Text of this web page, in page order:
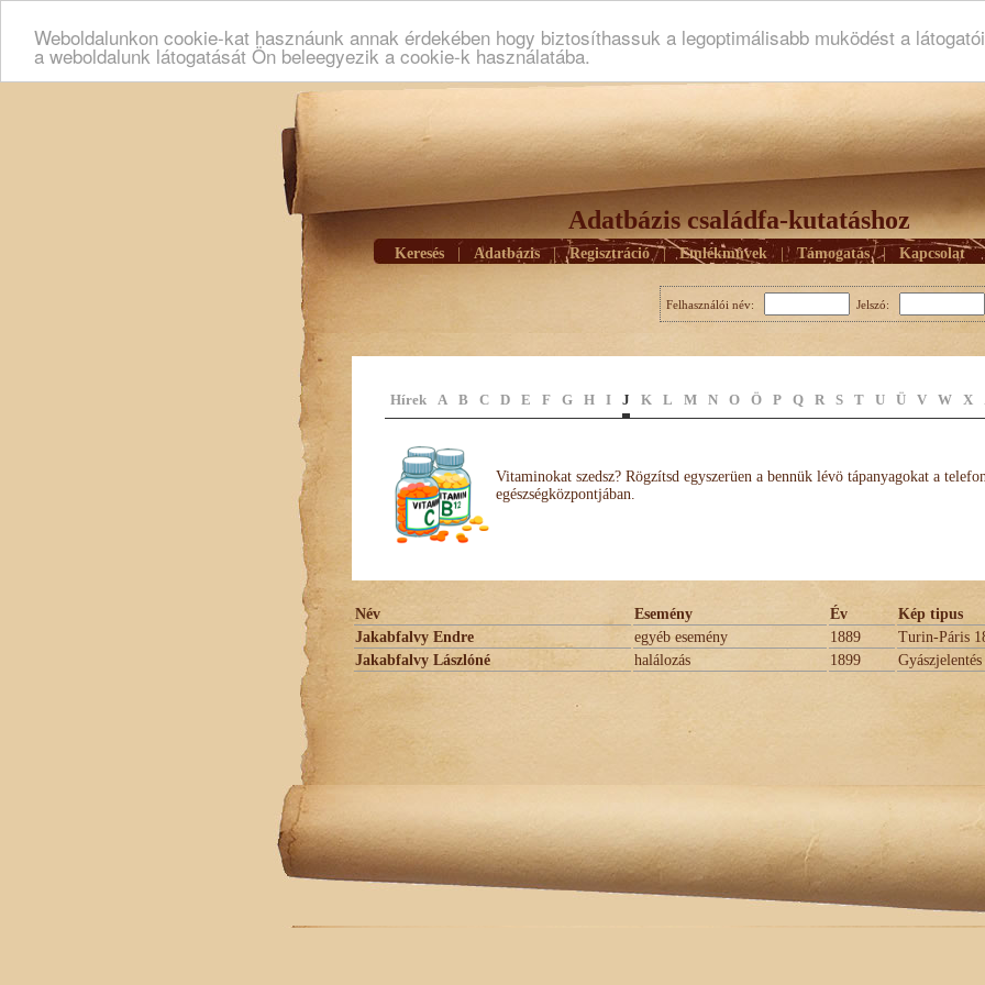
Weboldalunkon cookie-kat hasznáunk annak érdekében hogy biztosíthassuk a legoptimálisabb muködést a
a weboldalunk látogatását Ön beleegyezik a cookie-k használatába.
Adatbázis családfa-kutatáshoz
Keresés Adatbázis | Regisztráció | Emlékmûvek | Támogatás | Kapcsolat
Felhasználói név: Jelszó:
Hírek A B C D E F G H I J K L M N O Ö P Q R S T U Ü V W X
Vitaminokat szedsz? Rögzítsd egyszerüen a bennük lévö tápanyagokat a
egészségközpontjában.
Név Esemény Év
Kép tipus
Jakabfalvy Endre
egyéb esemény 1889
Turin-Páris
Jakabfalvy Lászlóné
halálozás 1899 Gyászjelentés